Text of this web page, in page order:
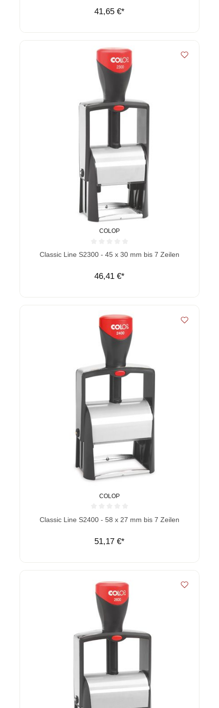
41,65 €*
COLOP
Durchschnittliche Bewertung von 0 von 5 Sternen
Classic Line S2300 - 45 x 30 mm bis 7 Zeilen
46,41 €*
COLOP
Durchschnittliche Bewertung von 0 von 5 Sternen
Classic Line S2400 - 58 x 27 mm bis 7 Zeilen
51,17 €*